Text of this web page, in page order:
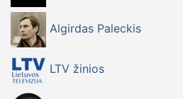
Algirdas Paleckis
LTV žinios